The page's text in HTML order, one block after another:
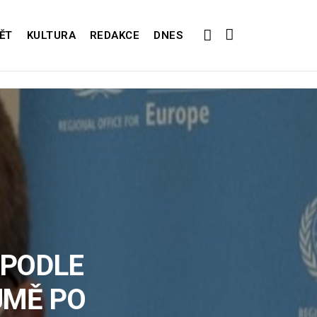
KULTURA REDAKCE DNES
PO